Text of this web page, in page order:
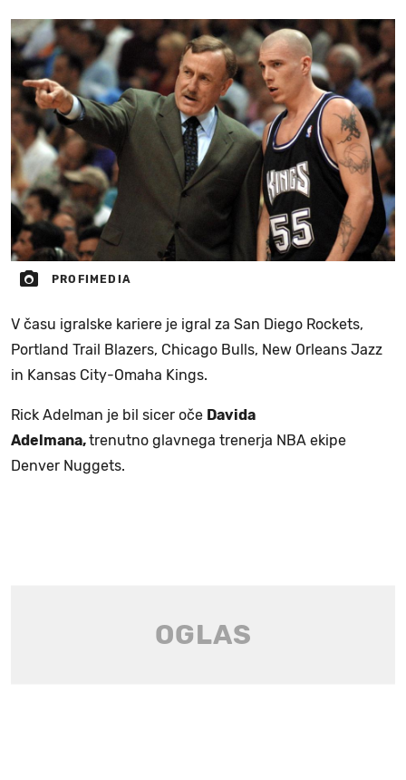
PROFIMEDIA
V času igralske kariere je igral za San Diego Rockets,
Portland Trail Blazers, Chicago Bulls, New Orleans Jazz
in Kansas City-Omaha Kings.
Rick Adelman je bil sicer oče Davida
Adelmana,trenutno glavnega trenerja NBA ekipe
Denver Nuggets.